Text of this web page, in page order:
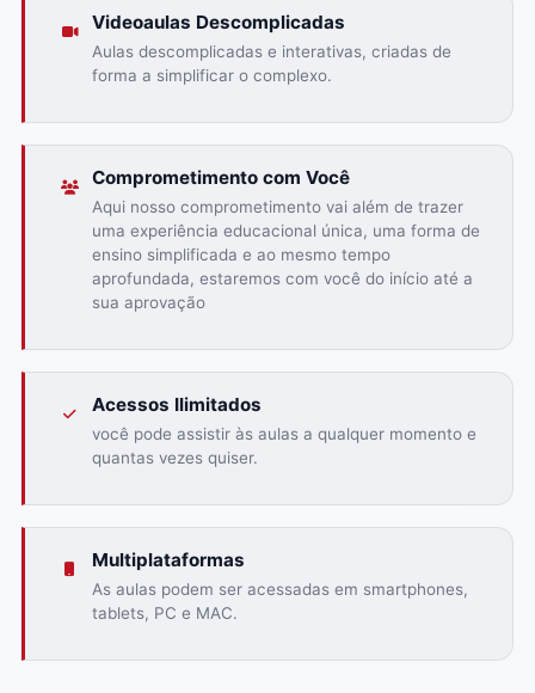
Videoaulas Descomplicadas
Aulas descomplicadas e interativas, criadas de
forma a simplificar o complexo.
Comprometimento com Você
Aqui nosso comprometimento vai além de trazer
uma experiência educacional única, uma forma de
ensino simplificada e ao mesmo tempo
aprofundada, estaremos com você do início até a
sua aprovação
Acessos Ilimitados
você pode assistir às aulas a qualquer momento e
quantas vezes quiser.
Multiplataformas
As aulas podem ser acessadas em smartphones,
tablets, PC e MAC.